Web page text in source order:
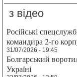
з відео
Російські
командира 2-го
31/07/2026 - 19:45
Болгарський
Україні